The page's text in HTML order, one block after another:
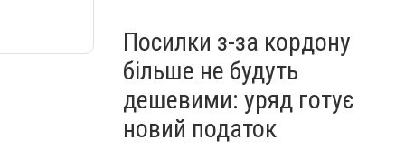
Посилки з-за кордону
більше не будуть
дешевими: уряд готує
новий податок